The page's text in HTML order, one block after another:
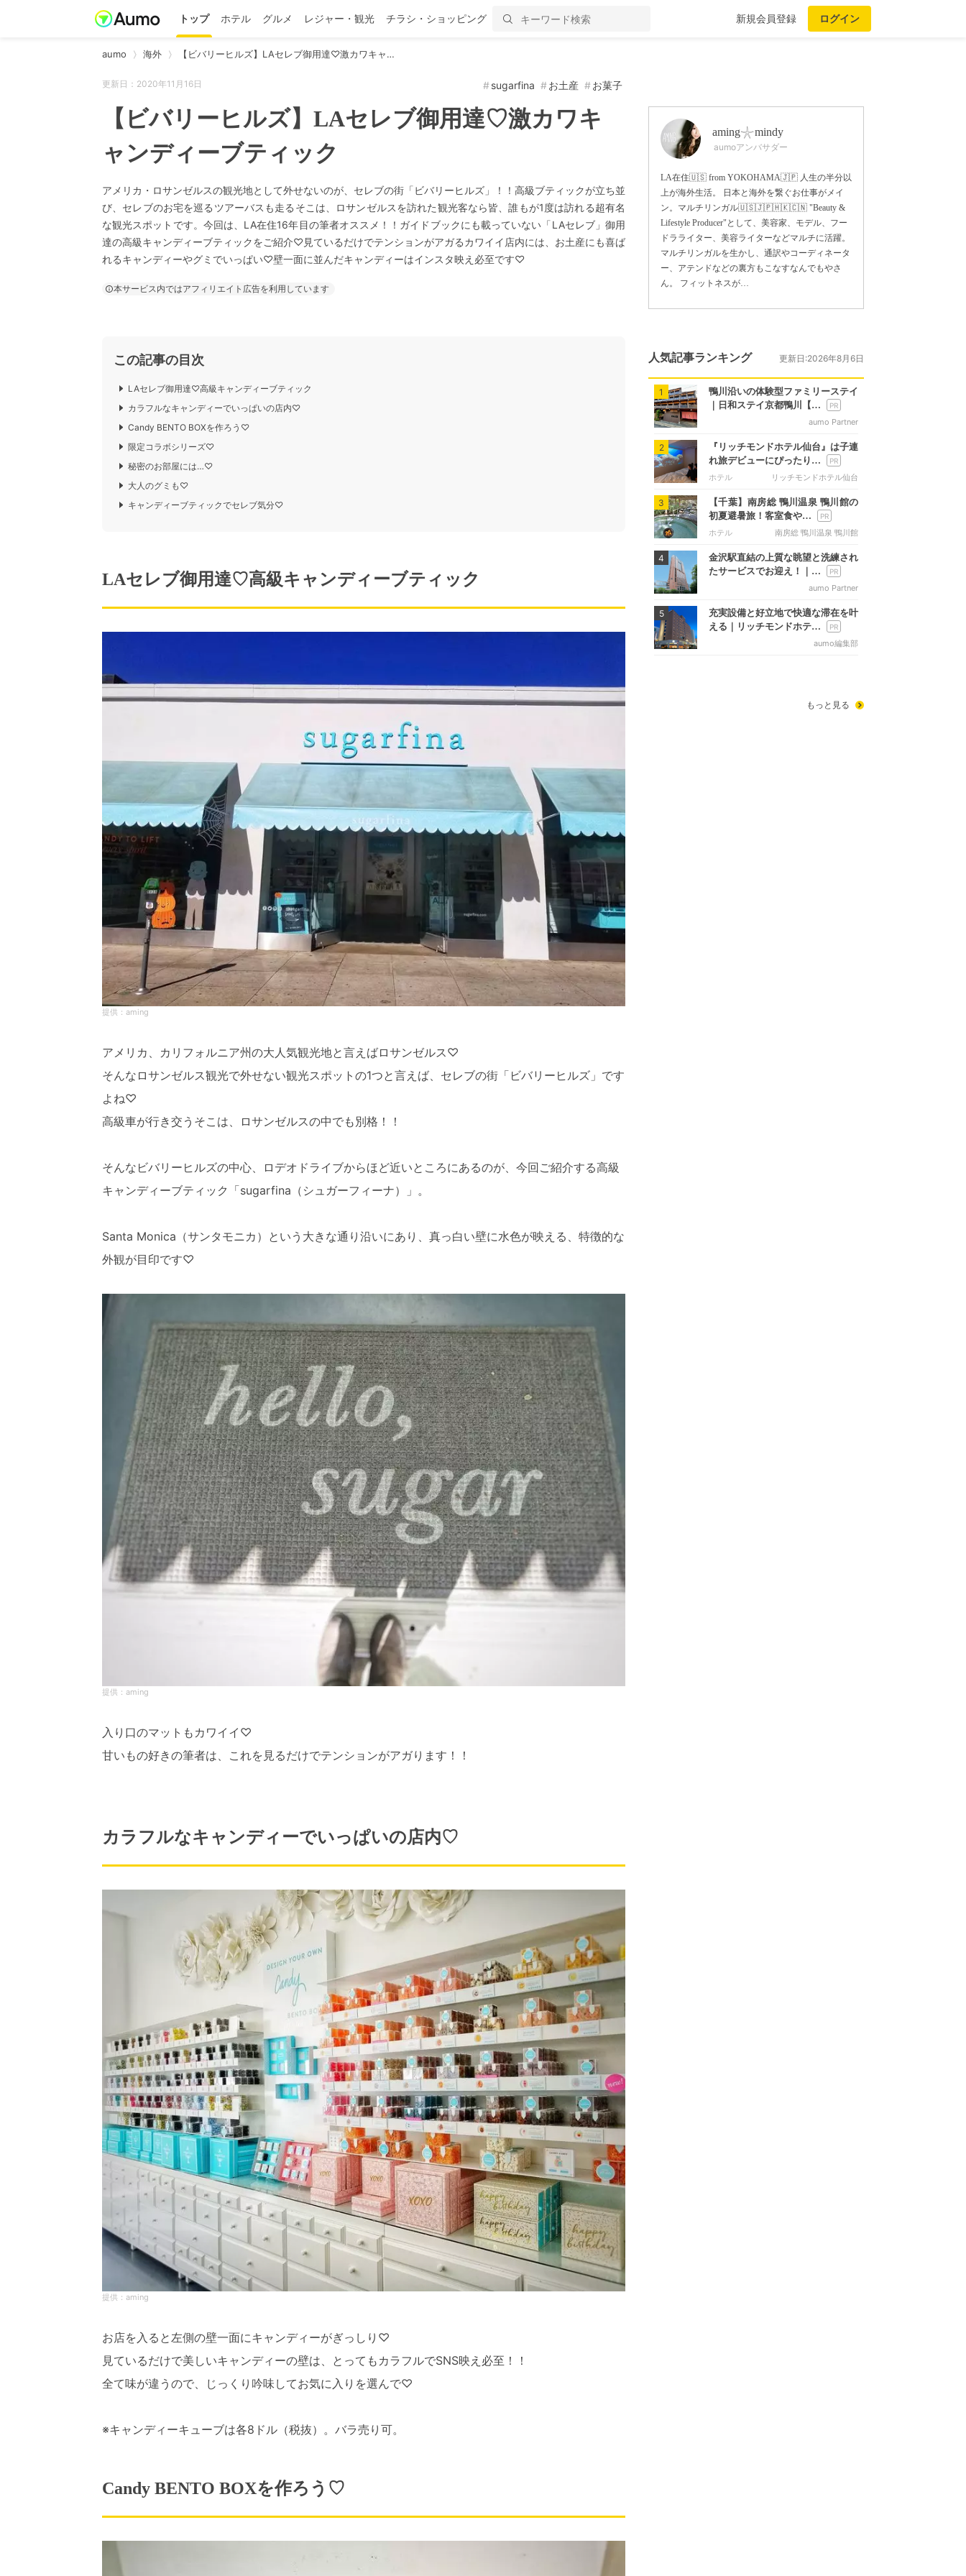
トップ ホテル グルメ レジャー・観光 チラシ・ショッピング 新規会員登録 ログイン
aumo 海外 【ビバリーヒルズ】LAセレブ御用達♡激カワキャ…
更新日：2020年11月16日 sugarfina お土産 お菓子
【ビバリーヒルズ】LAセレブ御用達♡激カワキ
ャンディーブティック
アメリカ・ロサンゼルスの観光地として外せないのが、セレブの街「ビバリーヒルズ」！！高級ブティックが立ち並
び、セレブのお宅を巡るツアーバスも走るそこは、ロサンゼルスを訪れた観光客なら皆、誰もが1度は訪れる超有名
な観光スポットです。今回は、LA在住16年目の筆者オススメ！！ガイドブックにも載っていない「LAセレブ」御用
達の高級キャンディーブティックをご紹介♡見ているだけでテンションがアガるカワイイ店内には、お土産にも喜ば
れるキャンディーやグミでいっぱい♡壁一面に並んだキャンディーはインスタ映え必至です♡
本サービス内ではアフィリエイト広告を利用しています
この記事の目次
LAセレブ御用達♡高級キャンディーブティック
カラフルなキャンディーでいっぱいの店内♡
Candy BENTO BOXを作ろう♡
限定コラボシリーズ♡
秘密のお部屋には…♡
大人のグミも♡
キャンディーブティックでセレブ気分♡
LAセレブ御用達♡高級キャンディーブティック
aming
アメリカ、カリフォルニア州の大人気観光地と言えばロサンゼルス♡
そんなロサンゼルス観光で外せない観光スポットの1つと言えば、セレブの街「ビバリーヒルズ」です
よね♡
高級車が行き交うそこは、ロサンゼルスの中でも別格！！
そんなビバリーヒルズの中心、ロデオドライブからほど近いところにあるのが、今回ご紹介する高級
キャンディーブティック「sugarfina（シュガーフィーナ）」。
Santa Monica（サンタモニカ）という大きな通り沿いにあり、真っ白い壁に水色が映える、特徴的な
外観が目印です♡
aming
入り口のマットもカワイイ♡
甘いもの好きの筆者は、これを見るだけでテンションがアガります！！
カラフルなキャンディーでいっぱいの店内♡
aming
お店を入ると左側の壁一面にキャンディーがぎっしり♡
見ているだけで美しいキャンディーの壁は、とってもカラフルでSNS映え必至！！
全て味が違うので、じっくり吟味してお気に入りを選んで♡
※キャンディーキューブは各8ドル（税抜）。バラ売り可。
Candy BENTO BOXを作ろう♡
aming𓇼mindy
aumoアンバサダー
LA在住🇺🇸 from YOKOHAMA🇯🇵 人生の半分以
上が海外生活。 日本と海外を繋ぐお仕事がメイ
ン。マルチリンガル🇺🇸🇯🇵🇭🇰🇨🇳 "Beauty &
Lifestyle Producer"として、美容家、モデル、フー
ドラライター、美容ライターなどマルチに活躍。
マルチリンガルを生かし、通訳やコーディネータ
ー、アテンドなどの裏方もこなすなんでもやさ
ん。 フィットネスが…
人気記事ランキング 更新日:2026年8月6日
1
鴨川沿いの体験型ファミリーステイ
｜日和ステイ京都鴨川【…
aumo Partner
2
『リッチモンドホテル仙台』は子連
れ旅デビューにぴったり…
ホテル リッチモンドホテル仙台
3
【千葉】南房総 鴨川温泉 鴨川館の
初夏避暑旅！客室食や…
ホテル 南房総 鴨川温泉 鴨川館
4
金沢駅直結の上質な眺望と洗練され
たサービスでお迎え！｜…
aumo Partner
5
充実設備と好立地で快適な滞在を叶
える｜リッチモンドホテ…
aumo編集部
もっと見る